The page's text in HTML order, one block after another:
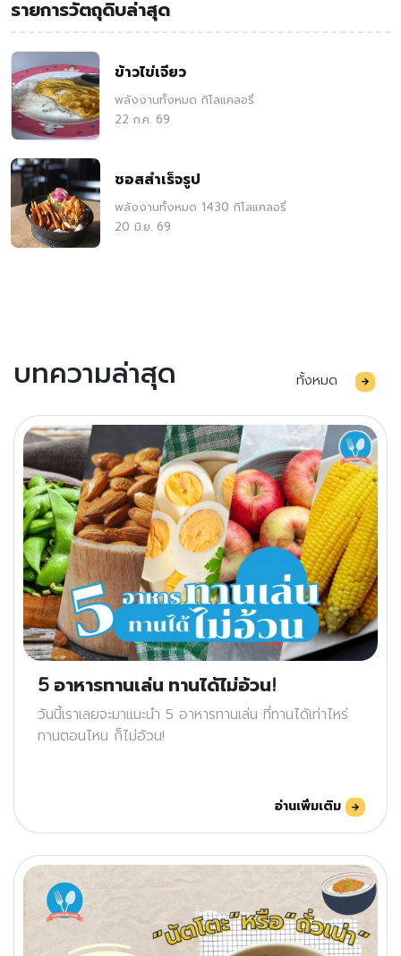
รายการวัตถุดิบล่าสุด
ข้าวไข่เจียว
พลังงานทั้งหมด กิโลแคลอรี่
22 ก.ค. 69
ซอสสำเร็จรูป
พลังงานทั้งหมด 1430 กิโลแคลอรี่
20 มิ.ย. 69
บทความล่าสุด ทั้งหมด
5 อาหารทานเล่น ทานได้ไม่อ้วน!
วันนี้เราเลยจะมาแนะนำ 5 อาหารทานเล่น ที่ทานได้เท่าไหร่
ทานตอนไหน ก็ไม่อ้วน!
อ่านเพิ่มเติม